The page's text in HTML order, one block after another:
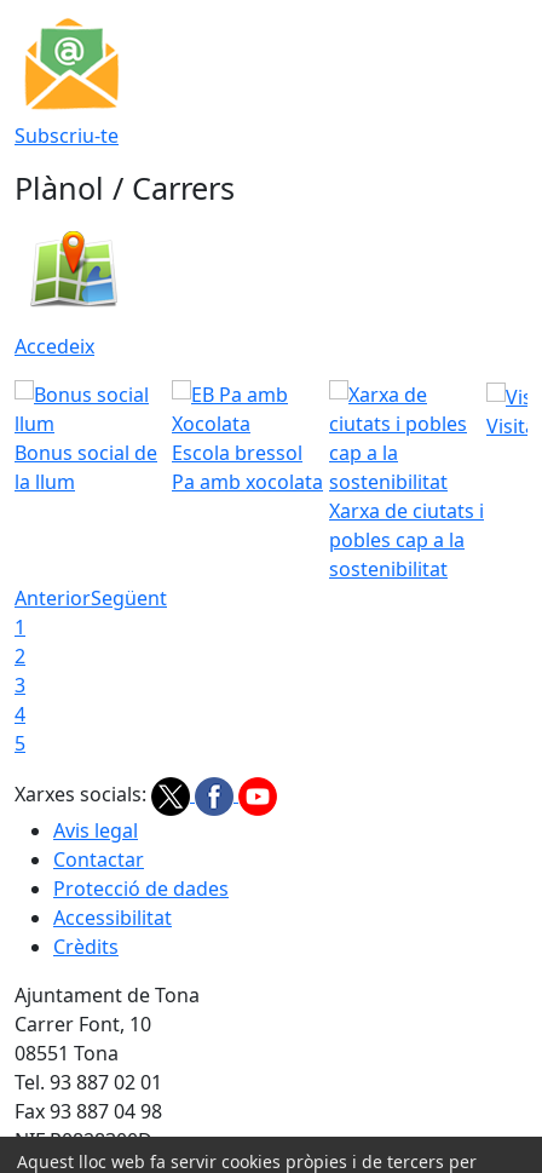
Subscriu-te
Plànol / Carrers
Accedeix
Bonus social de
la llum
Escola bressol
Pa amb xocolata
Xarxa de ciutats i
pobles cap a la
sostenibilitat
Visita
AnteriorSegüent
1
2
3
4
5
Xarxes socials:
Avis legal
Contactar
Protecció de dades
Accessibilitat
Crèdits
Ajuntament de Tona
Carrer Font, 10
08551 Tona
Tel. 93 887 02 01
Fax 93 887 04 98
NIF P0828300D
Aquest lloc web fa servir cookies pròpies i de tercers per